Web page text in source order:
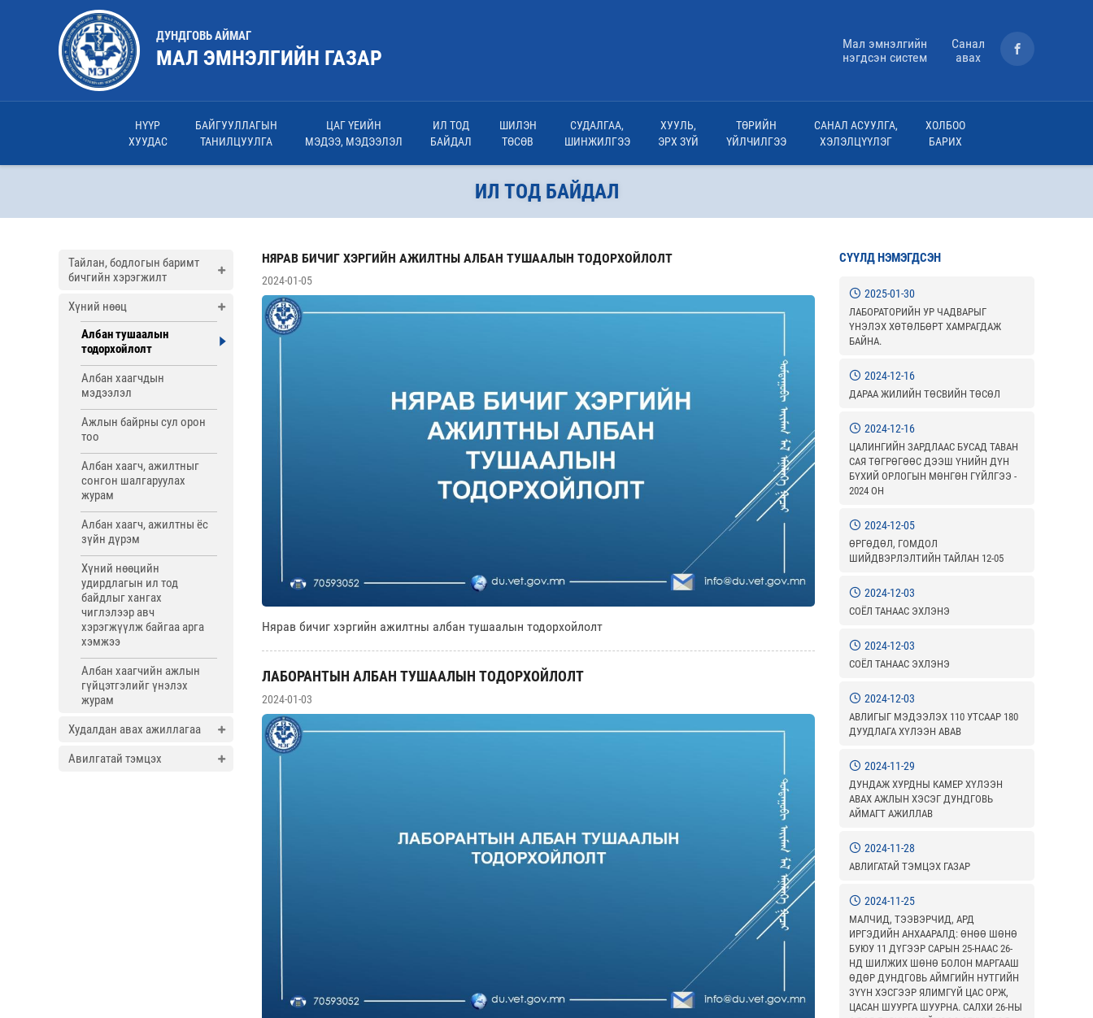
ДУНДГОВЬ АЙМАГ
МАЛ ЭМНЭЛГИЙН ГАЗАР
Мал эмнэлгийн
нэгдсэн систем
Санал
авах
НҮҮР
ХУУДАС
БАЙГУУЛЛАГЫН
ТАНИЛЦУУЛГА
ЦАГ ҮЕИЙН
МЭДЭЭ, МЭДЭЭЛЭЛ
ИЛ ТОД
БАЙДАЛ
ШИЛЭН
ТӨСӨВ
СУДАЛГАА,
ШИНЖИЛГЭЭ
ХУУЛЬ,
ЭРХ ЗҮЙ
ТӨРИЙН
ҮЙЛЧИЛГЭЭ
САНАЛ АСУУЛГА,
ХЭЛЭЛЦҮҮЛЭГ
ХОЛБОО
БАРИХ
ИЛ ТОД БАЙДАЛ
Тайлан, бодлогын баримт
бичгийн хэрэгжилт
Хүний нөөц
Албан тушаалын
тодорхойлолт
Албан хаагчдын
мэдээлэл
Ажлын байрны сул орон
тоо
Албан хаагч, ажилтныг
сонгон шалгаруулах
журам
Албан хаагч, ажилтны ёс
зүйн дүрэм
Хүний нөөцийн
удирдлагын ил тод
байдлыг хангах
чиглэлээр авч
хэрэгжүүлж байгаа арга
хэмжээ
Албан хаагчийн ажлын
гүйцэтгэлийг үнэлэх
журам
Худалдан авах ажиллагаа
Авилгатай тэмцэх
НЯРАВ БИЧИГ ХЭРГИЙН АЖИЛТНЫ АЛБАН ТУШААЛЫН ТОДОРХОЙЛОЛТ
2024-01-05
Нярав бичиг хэргийн ажилтны албан тушаалын тодорхойлолт
ЛАБОРАНТЫН АЛБАН ТУШААЛЫН ТОДОРХОЙЛОЛТ
2024-01-03
СҮҮЛД НЭМЭГДСЭН
2025-01-30
ЛАБОРАТОРИЙН УР ЧАДВАРЫГ
ҮНЭЛЭХ ХӨТӨЛБӨРТ ХАМРАГДАЖ
БАЙНА.
2024-12-16
ДАРАА ЖИЛИЙН ТӨСВИЙН ТӨСӨЛ
2024-12-16
ЦАЛИНГИЙН ЗАРДЛААС БУСАД ТАВАН
САЯ ТӨГРӨГӨӨС ДЭЭШ ҮНИЙН ДҮН
БҮХИЙ ОРЛОГЫН МӨНГӨН ГҮЙЛГЭЭ -
2024 ОН
2024-12-05
ӨРГӨДӨЛ, ГОМДОЛ
ШИЙДВЭРЛЭЛТИЙН ТАЙЛАН 12-05
2024-12-03
СОЁЛ ТАНААС ЭХЛЭНЭ
2024-12-03
СОЁЛ ТАНААС ЭХЛЭНЭ
2024-12-03
АВЛИГЫГ МЭДЭЭЛЭХ 110 УТСААР 180
ДУУДЛАГА ХҮЛЭЭН АВАВ
2024-11-29
ДУНДАЖ ХУРДНЫ КАМЕР ХҮЛЭЭН
АВАХ АЖЛЫН ХЭСЭГ ДУНДГОВЬ
АЙМАГТ АЖИЛЛАВ
2024-11-28
АВЛИГАТАЙ ТЭМЦЭХ ГАЗАР
2024-11-25
МАЛЧИД, ТЭЭВЭРЧИД, АРД
ИРГЭДИЙН АНХААРАЛД: ӨНӨӨ ШӨНӨ
БУЮУ 11 ДҮГЭЭР САРЫН 25-НААС 26-
НД ШИЛЖИХ ШӨНӨ БОЛОН МАРГААШ
ӨДӨР ДУНДГОВЬ АЙМГИЙН НУТГИЙН
ЗҮҮН ХЭСГЭЭР ЯЛИМГҮЙ ЦАС ОРЖ,
ЦАСАН ШУУРГА ШУУРНА. САЛХИ 26-НЫ